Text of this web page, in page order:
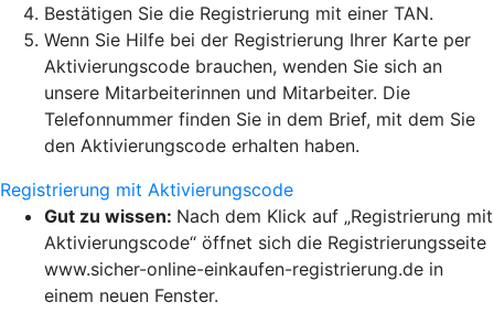
Bestätigen Sie die Registrierung mit einer TAN.
Wenn Sie Hilfe bei der Registrierung Ihrer Karte per
Aktivierungscode brauchen, wenden Sie sich an
unsere Mitarbeiterinnen und Mitarbeiter. Die
Telefonnummer finden Sie in dem Brief, mit dem Sie
den Aktivierungscode erhalten haben.
Registrierung mit Aktivierungscode
Gut zu wissen: Nach dem Klick auf „Registrierung mit
Aktivierungscode“ öffnet sich die Registrierungsseite
www.sicher-online-einkaufen-registrierung.de in
einem neuen Fenster.